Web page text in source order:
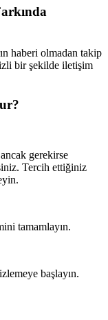
haberi olmadan takip
bir şekilde iletişim
gerekirse
Tercih ettiğiniz
tamamlayın.
başlayın.